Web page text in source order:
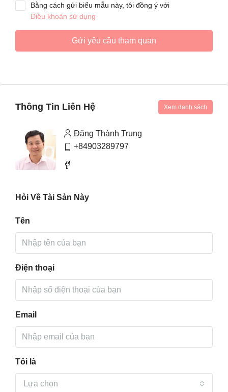
Bằng cách gửi biểu mẫu này, tôi đồng ý với
Điều khoản sử dụng
Gửi yêu cầu tham quan
Thông Tin Liên Hệ Xem danh sách
Đặng Thành Trung
+84903289797
Hỏi Về Tài Sản Này
Tên
Điện thoại
Email
Tôi là
Lựa chọn